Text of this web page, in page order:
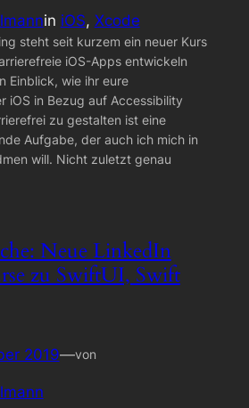
in iOS, Xcode
steht seit kurzem ein neuer Kurs
iOS-Apps entwickeln
Einblick, wie ihr eure
iOS in Bezug auf Accessibility
zu gestalten ist eine
Aufgabe, der auch ich mich in
will. Nicht zuletzt genau
Neue LinkedIn
zu SwiftUI, Swift
2019—von